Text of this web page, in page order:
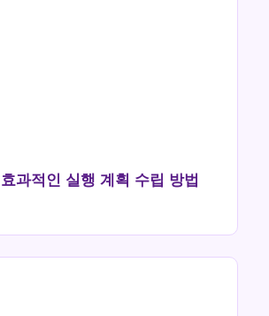
과적인 실행 계획 수립 방법